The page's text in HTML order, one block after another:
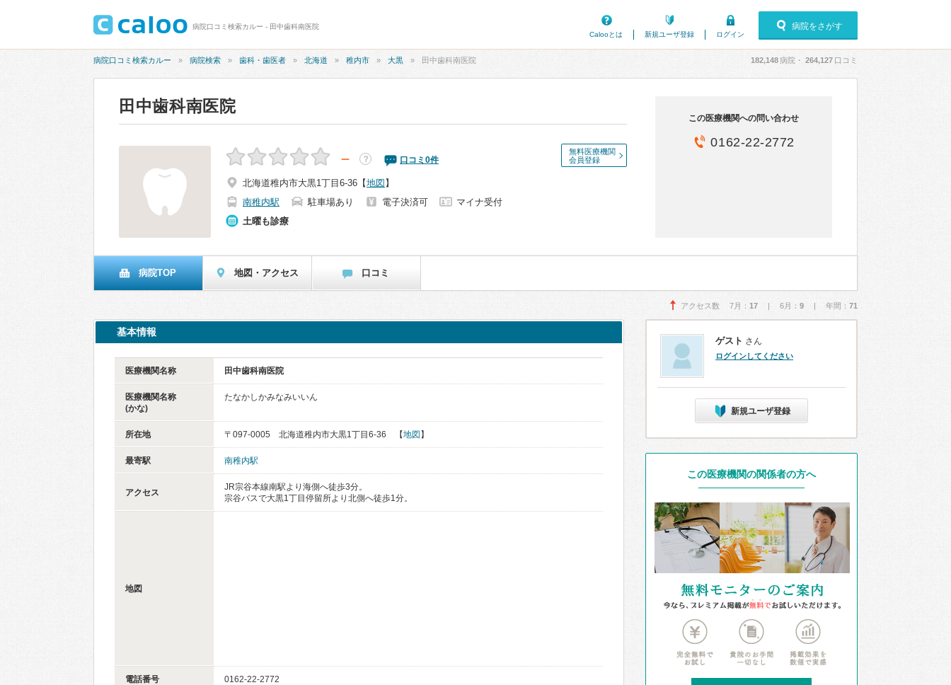
病院口コミ検索カルー - 田中歯科南医院
Calooとは
新規ユーザ登録 ログイン
病院をさがす
病院口コミ検索カルー 病院検索 歯科・歯医者 北海道 稚内市 大黒 田中歯科南医院 182,148病院・ 264,127 口コミ
田中歯科南医院
無料医療機関
会員登録
－ ？ 口コミ 0件
北海道稚内市大黒1丁目6-36 【地図 】
南稚内駅
駐車場あり 電子決済可
マイナ受付
土曜も診療
この医療機関への問い合わせ
0162-22-2772
病院TOP 地図・アクセス 口コミ
アクセス数 7月： 17 | 6月： 9 | 年間： 71
基本情報
医療機関名称 田中歯科南医院
医療機関名称
(かな)
たなかしかみなみいいん
所在地 〒097-0005 北海道稚内市大黒1丁目6-36 【地図 】
最寄駅 南稚内駅
アクセス
JR宗谷本線南駅より海側へ徒歩3分。
宗谷バスで大黒1丁目停留所より北側へ徒歩1分。
地図
電話番号 0162-22-2772
ゲスト さん
ログインしてください
新規ユーザ登録
この医療機関の関係者の方へ